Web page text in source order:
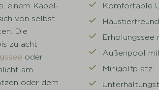
einem Kabel-
von selbst,
Die
zu acht
oder
am
oder dem
Komfortable
Erholungssee
Außenpool
Minigolfplatz